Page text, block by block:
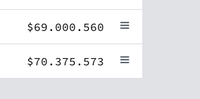
$69.000.560
$70.375.573